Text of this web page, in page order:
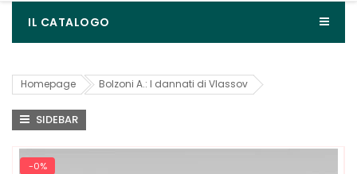
IL CATALOGO
Homepage Bolzoni A.: I dannati di Vlassov
SIDEBAR
-0%